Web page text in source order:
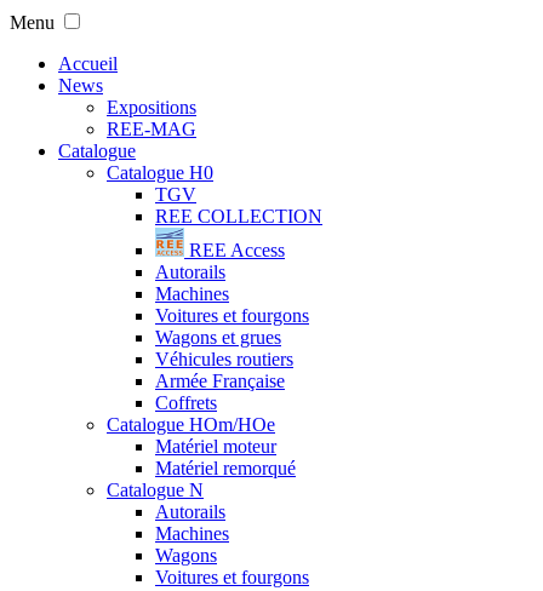
Menu
Accueil
News
Expositions
REE-MAG
Catalogue
Catalogue H0
TGV
REE COLLECTION
REE Access
Autorails
Machines
Voitures et fourgons
Wagons et grues
Véhicules routiers
Armée Française
Coffrets
Catalogue HOm/HOe
Matériel moteur
Matériel remorqué
Catalogue N
Autorails
Machines
Wagons
Voitures et fourgons